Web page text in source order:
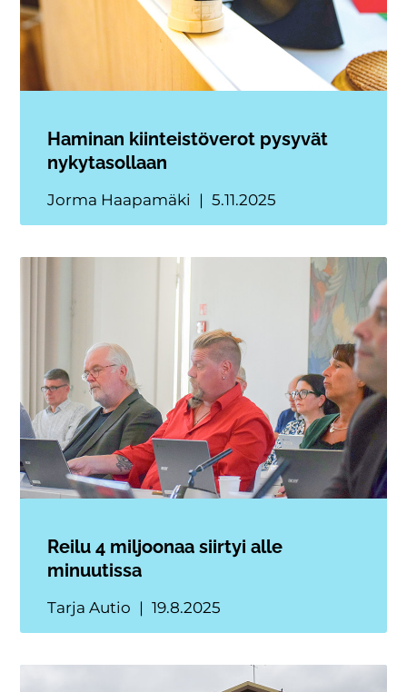
Haminan kiinteistöverot pysyvät
nykytasollaan
Jorma Haapamäki 5.11.2025
Reilu 4 miljoonaa siirtyi alle
minuutissa
Tarja Autio 19.8.2025